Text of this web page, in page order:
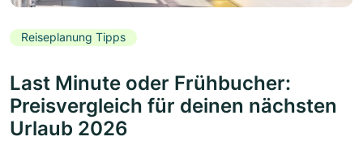
Reiseplanung Tipps
Last Minute oder Frühbucher:
Preisvergleich für deinen nächsten
Urlaub 2026